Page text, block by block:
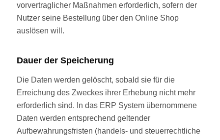
vorvertraglicher Maßnahmen erforderlich, sofern der
Nutzer seine Bestellung über den Online Shop
auslösen will.
Dauer der Speicherung
Die Daten werden gelöscht, sobald sie für die
Erreichung des Zweckes ihrer Erhebung nicht mehr
erforderlich sind. In das ERP System übernommene
Daten werden entsprechend geltender
Aufbewahrungsfristen (handels- und steuerrechtliche